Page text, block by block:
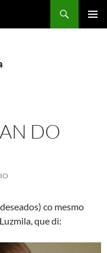
DO
co mesmo
que di: